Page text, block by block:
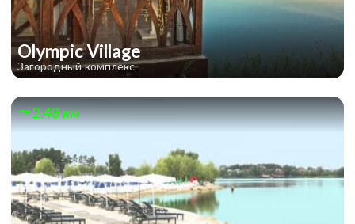
Olympic Village
Загородный комплекс
2.48 км